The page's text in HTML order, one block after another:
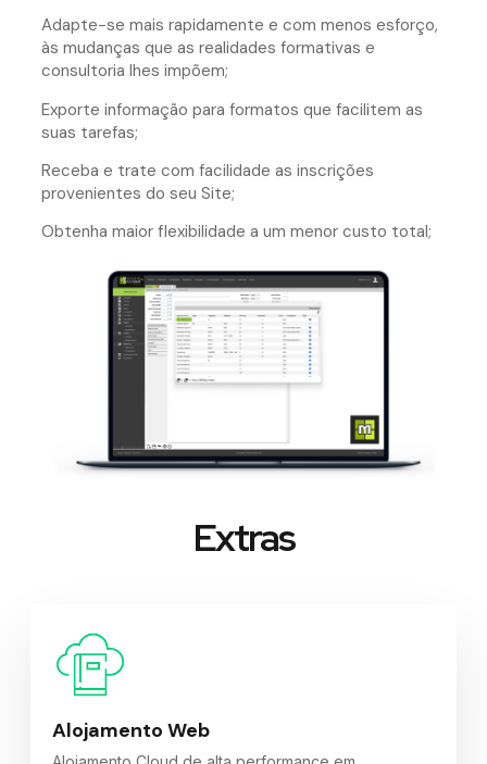
Adapte-se mais rapidamente e com menos esforço,
às mudanças que as realidades formativas e
consultoria lhes impõem;
Exporte informação para formatos que facilitem as
suas tarefas;
Receba e trate com facilidade as inscrições
provenientes do seu Site;
Obtenha maior flexibilidade a um menor custo total;
Extras
Alojamento Web